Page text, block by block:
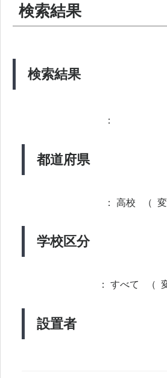
検索結果
検索結果
都道府県
：
学校区分
： 高校 （ 変
設置者
： すべて （